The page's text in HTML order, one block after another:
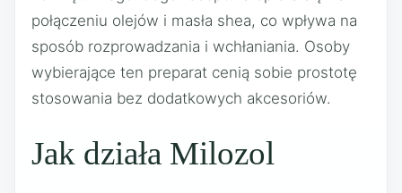
połączeniu olejów i masła shea, co wpływa na
sposób rozprowadzania i wchłaniania. Osoby
wybierające ten preparat cenią sobie prostotę
stosowania bez dodatkowych akcesoriów.
Jak działa Milozol